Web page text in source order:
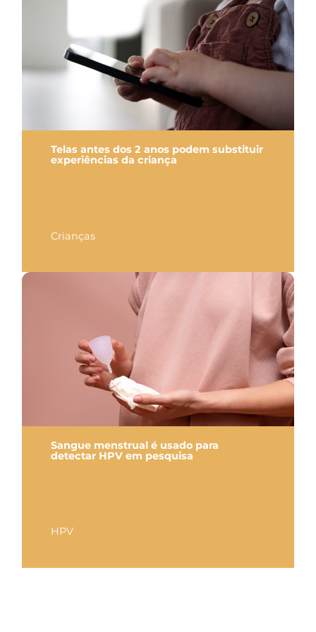
Telas antes dos 2 anos podem substituir
experiências da criança
Crianças
Sangue menstrual é usado para
detectar HPV em pesquisa
HPV